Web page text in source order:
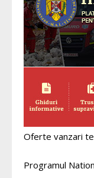
Oferte vanzari
Programul